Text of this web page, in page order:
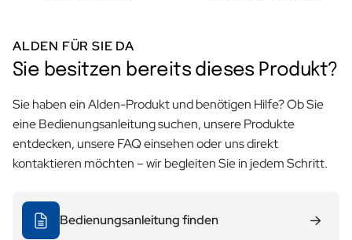
ALDEN FÜR SIE DA
Sie besitzen bereits dieses Produkt?
Sie haben ein Alden-Produkt und benötigen Hilfe? Ob Sie
eine Bedienungsanleitung suchen, unsere Produkte
entdecken, unsere FAQ einsehen oder uns direkt
kontaktieren möchten – wir begleiten Sie in jedem Schritt.
Bedienungsanleitung finden